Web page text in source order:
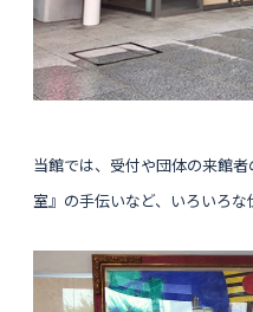
当館では、受付や団体の来館
室』の手伝いなど、いろいろな